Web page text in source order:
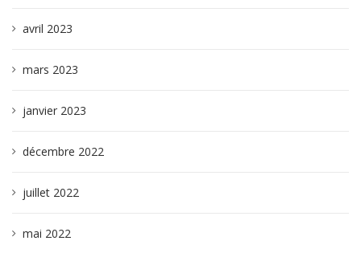
avril 2023
mars 2023
janvier 2023
décembre 2022
juillet 2022
mai 2022